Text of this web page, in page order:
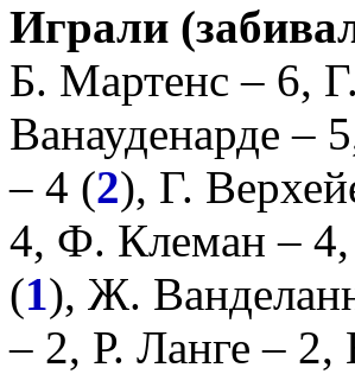
Играли
Б. Мартенс – 6,
Ванауденарде –
– 4 (2), Г.
4, Ф. Клеман – 4,
(1), Ж.
– 2, Р. Ланге – 2,